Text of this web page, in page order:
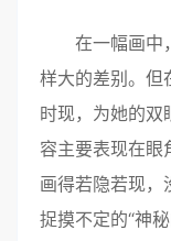
在一幅画中，
样大的差别。但
时现，为她的双
容主要表现在眼
画得若隐若现，
捉摸不定的“神秘